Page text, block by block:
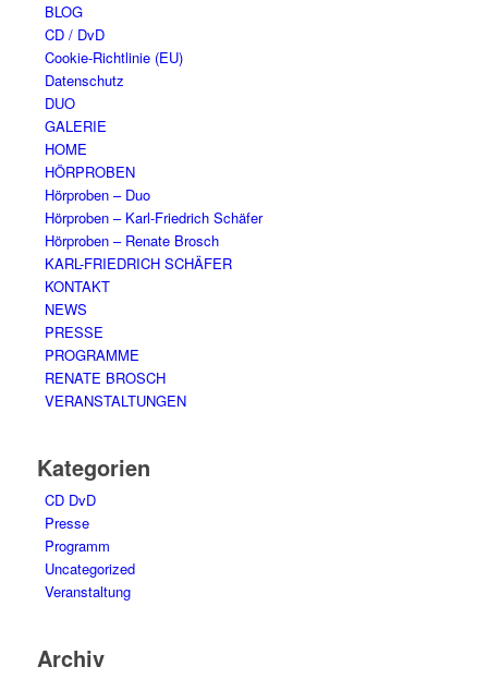
BLOG
CD / DvD
Cookie-Richtlinie (EU)
Datenschutz
DUO
GALERIE
HOME
HÖRPROBEN
Hörproben – Duo
Hörproben – Karl-Friedrich Schäfer
Hörproben – Renate Brosch
KARL-FRIEDRICH SCHÄFER
KONTAKT
NEWS
PRESSE
PROGRAMME
RENATE BROSCH
VERANSTALTUNGEN
Kategorien
CD DvD
Presse
Programm
Uncategorized
Veranstaltung
Archiv